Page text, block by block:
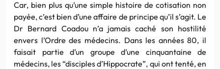
Car, bien plus qu’une simple histoire de cotisation non
payée, c’est bien d’une affaire de principe qu’il s’agit. Le
Dr Bernard Coadou n’a jamais caché son hostilité
envers l’Ordre des médecins. Dans les années 80, il
faisait partie d’un groupe d’une cinquantaine de
médecins, les “disciples d’Hippocrate”, qui ont tenté, en